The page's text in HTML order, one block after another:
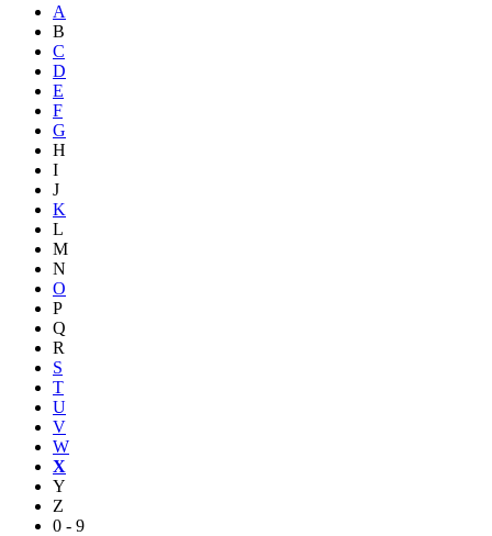
A
B
C
D
E
F
G
H
I
J
K
L
M
N
O
P
Q
R
S
T
U
V
W
X
Y
Z
0 - 9